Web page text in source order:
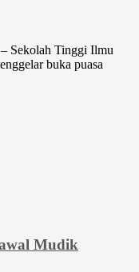
Tinggi Ilmu
buka puasa
Mudik